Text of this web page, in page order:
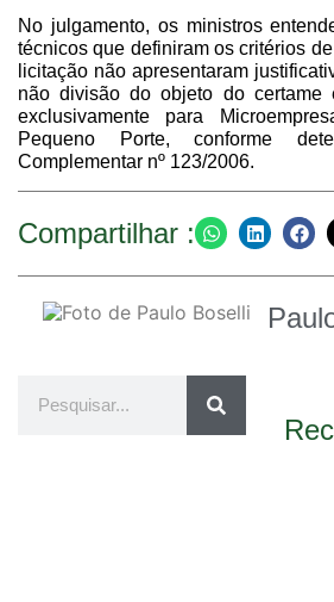
No julgamento, os ministros
técnicos que definiram os critérios
licitação não apresentaram
não divisão do objeto do certame
exclusivamente para
Pequeno Porte, conforme
Complementar nº 123/2006.
Compartilhar :